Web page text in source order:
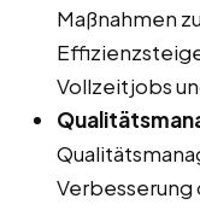
Maßnahmen
Vollzeitjobs
Verbesserung